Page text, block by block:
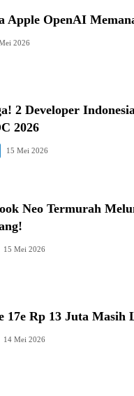
Apple OpenAI
2026
2 Developer
2026
15 Mei 2026
Neo Termurah
15 Mei 2026
17e Rp 13 Juta
14 Mei 2026